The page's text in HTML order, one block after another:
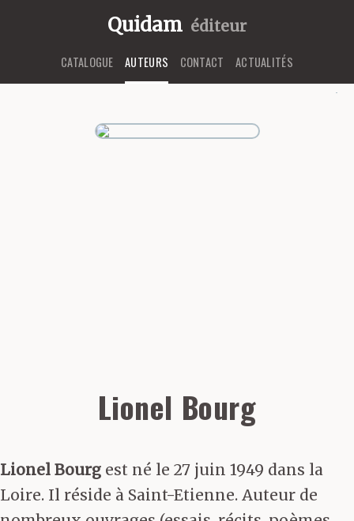
Quidam éditeur
CATALOGUE AUTEURS CONTACT ACTUALITÉS
Lionel Bourg
Lionel Bourg est né le 27 juin 1949 dans la
Loire. Il réside à Saint-Etienne. Auteur de